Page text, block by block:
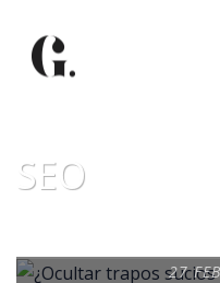
SEO
27